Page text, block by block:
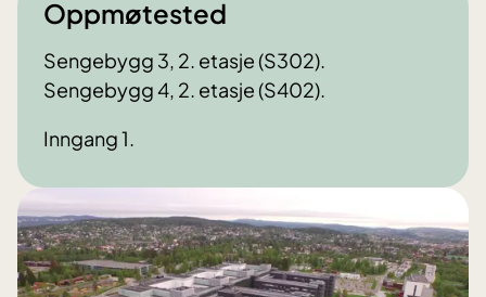
Oppmøtested
Sengebygg 3, 2. etasje (S302).
Sengebygg 4, 2. etasje (S402).
Inngang 1.